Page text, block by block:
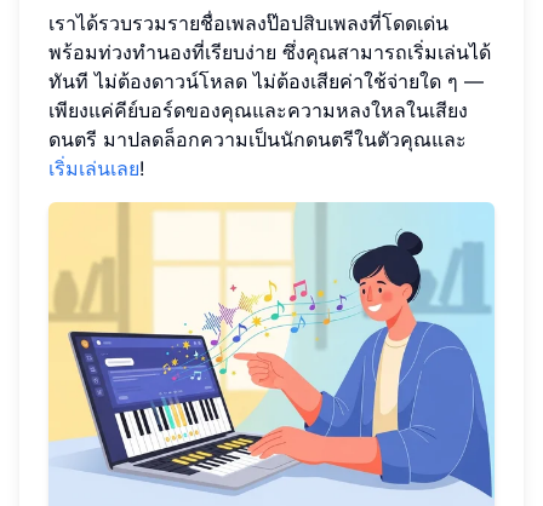
เราได้รวบรวมรายชื่อเพลงป๊อปสิบเพลงที่โดดเด่น
พร้อมท่วงทำนองที่เรียบง่าย ซึ่งคุณสามารถเริ่มเล่นได้
ทันที ไม่ต้องดาวน์โหลด ไม่ต้องเสียค่าใช้จ่ายใด ๆ —
เพียงแค่คีย์บอร์ดของคุณและความหลงใหลในเสียง
ดนตรี มาปลดล็อกความเป็นนักดนตรีในตัวคุณและ
เริ่มเล่นเลย!